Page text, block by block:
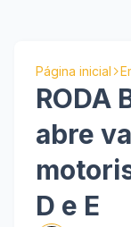
Página inicial
RODA
abre
D e E